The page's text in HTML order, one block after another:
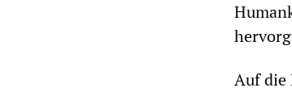
Auf die